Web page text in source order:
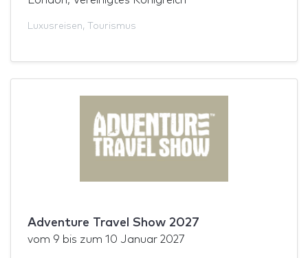
Luxusreisen, Tourismus
Adventure Travel Show 2027
vom 9 bis zum 10 Januar 2027